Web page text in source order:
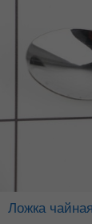
Ложка